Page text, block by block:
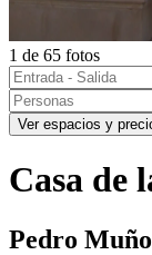
1 de 65 fotos
Ver espacios y
Casa de
Pedro